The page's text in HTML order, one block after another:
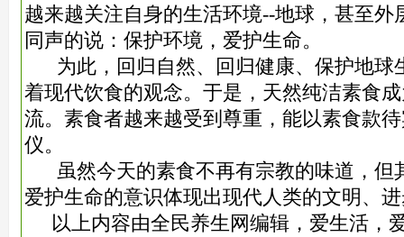
越来越关注自身的生活环境--地球，甚至外
同声的说：保护环境，爱护生命。
为此，回归自然、回归健康、保护地球
着现代饮食的观念。于是，天然纯洁素食
流。素食者越来越受到尊重，能以素食款
仪。
虽然今天的素食不再有宗教的味道，但
爱护生命的意识体现出现代人类的文明、
以上内容由全民养生网编辑，爱生活，